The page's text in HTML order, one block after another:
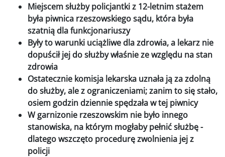
Miejscem służby policjantki z 12-letnim stażem
była piwnica rzeszowskiego sądu, która była
szatnią dla funkcjonariuszy
Były to warunki uciążliwe dla zdrowia, a lekarz nie
dopuścił jej do służby właśnie ze względu na stan
zdrowia
Ostatecznie komisja lekarska uznała ją za zdolną
do służby, ale z ograniczeniami; zanim to się stało,
osiem godzin dziennie spędzała w tej piwnicy
W garnizonie rzeszowskim nie było innego
stanowiska, na którym mogłaby pełnić służbę -
dlatego wszczęto procedurę zwolnienia jej z
policji